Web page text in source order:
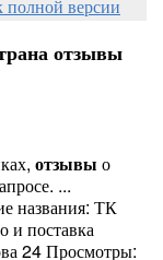
полной версии
отзывы
отзывы о
...
названия: ТК
и поставка
24 Просмотры: